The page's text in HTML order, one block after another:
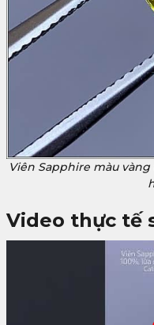
Viên Sapphire màu vàng
Video thực tế